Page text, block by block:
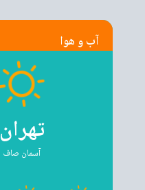
آب و هوا
تهران
آسمان صاف